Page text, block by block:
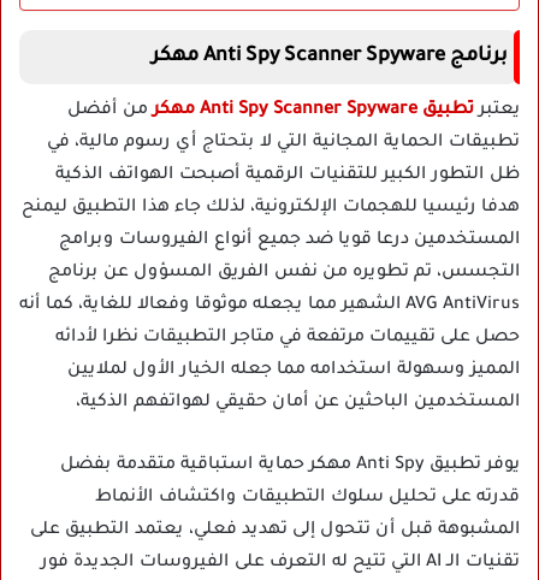
برنامج Anti Spy Scanner Spyware مهكر
يعتبرتطبيق Anti Spy Scanner Spyware مهكر
من أفضل
تطبيقات الحماية المجانية التي لا بتحتاج أي رسوم مالية، في
ظل التطور الكبير للتقنيات الرقمية أصبحت الهواتف الذكية
هدفا رئيسيا للهجمات الإلكترونية، لذلك جاء هذا التطبيق ليمنح
المستخدمين درعا قويا ضد جميع أنواع الفيروسات وبرامج
التجسس، تم تطويره من نفس الفريق المسؤول عن برنامج
AVG AntiVirus الشهير مما يجعله موثوقا وفعالا للغاية، كما أنه
حصل على تقييمات مرتفعة في متاجر التطبيقات نظرا لأدائه
المميز وسهولة استخدامه مما جعله الخيار الأول لملايين
المستخدمين الباحثين عن أمان حقيقي لهواتفهم الذكية،
يوفر تطبيق Anti Spy مهكر حماية استباقية متقدمة بفضل
قدرته على تحليل سلوك التطبيقات واكتشاف الأنماط
المشبوهة قبل أن تتحول إلى تهديد فعلي، يعتمد التطبيق على
تقنيات الـ AI التي تتيح له التعرف على الفيروسات الجديدة فور